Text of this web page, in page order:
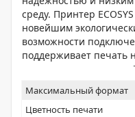
среду. Принтер
новейшим
возможности
поддерживает печать
и плотности вплоть
решение для тех, кто
надежность бизнеса
существенно
Максимальный формат
Цветность печати